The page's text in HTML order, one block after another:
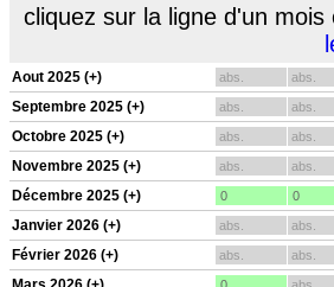
cliquez sur la ligne d'un mois
Aout 2025 (+) abs. abs.
Septembre 2025 (+) abs. abs.
Octobre 2025 (+) abs. abs.
Novembre 2025 (+) abs. abs.
Décembre 2025 (+) 0 0
Janvier 2026 (+) abs. abs.
Février 2026 (+) abs. abs.